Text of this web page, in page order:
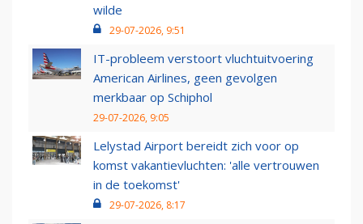
wilde
29-07-2026, 9:51
IT-probleem verstoort vluchtuitvoering
American Airlines, geen gevolgen
merkbaar op Schiphol
29-07-2026, 9:05
Lelystad Airport bereidt zich voor op
komst vakantievluchten: 'alle vertrouwen
in de toekomst'
29-07-2026, 8:17